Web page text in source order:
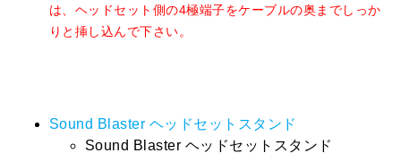
は、ヘッドセット側の4極端子をケーブルの奥までしっか
りと挿し込んで下さい。
Sound Blaster ヘッドセットスタンド
Sound Blaster ヘッドセットスタンド